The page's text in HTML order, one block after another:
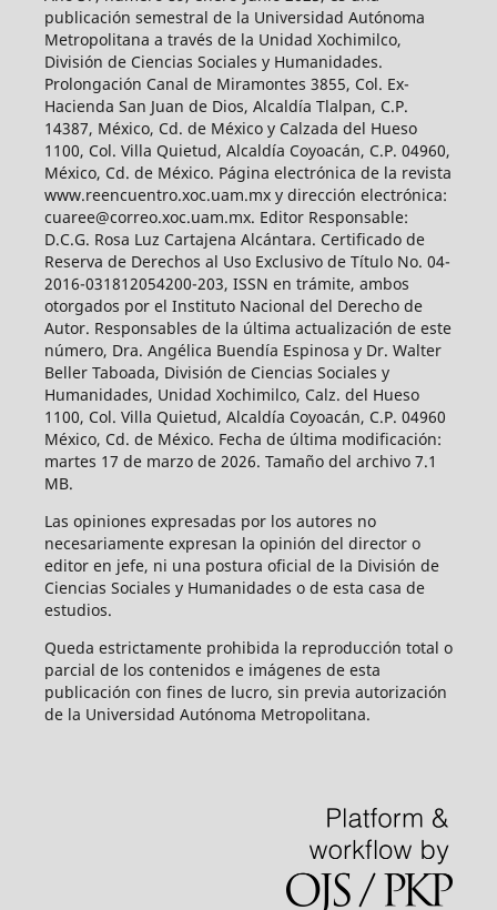
publicación semestral de la Universidad Autónoma
Metropolitana a través de la Unidad Xochimilco,
División de Ciencias Sociales y Humanidades.
Prolongación Canal de Miramontes 3855, Col. Ex-
Hacienda San Juan de Dios, Alcaldía Tlalpan, C.P.
14387, México, Cd. de México y Calzada del Hueso
1100, Col. Villa Quietud, Alcaldía Coyoacán, C.P. 04960,
México, Cd. de México. Página electrónica de la revista
www.reencuentro.xoc.uam.mx y dirección electrónica:
cuaree@correo.xoc.uam.mx. Editor Responsable:
D.C.G. Rosa Luz Cartajena Alcántara. Certificado de
Reserva de Derechos al Uso Exclusivo de Título No. 04-
2016-031812054200-203, ISSN en trámite, ambos
otorgados por el Instituto Nacional del Derecho de
Autor. Responsables de la última actualización de este
número, Dra. Angélica Buendía Espinosa y Dr. Walter
Beller Taboada, División de Ciencias Sociales y
Humanidades, Unidad Xochimilco, Calz. del Hueso
1100, Col. Villa Quietud, Alcaldía Coyoacán, C.P. 04960
México, Cd. de México. Fecha de última modificación:
martes 17 de marzo de 2026. Tamaño del archivo 7.1
MB.
Las opiniones expresadas por los autores no
necesariamente expresan la opinión del director o
editor en jefe, ni una postura oficial de la División de
Ciencias Sociales y Humanidades o de esta casa de
estudios.
Queda estrictamente prohibida la reproducción total o
parcial de los contenidos e imágenes de esta
publicación con fines de lucro, sin previa autorización
de la Universidad Autónoma Metropolitana.